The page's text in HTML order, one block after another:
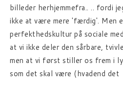
billeder herhjemmefra.. .. fordi
ikke at være mere 'færdig'. Men
perfekthedskultur på sociale
at vi ikke deler den sårbare,
men at vi først stiller os frem i
som det skal være (hvadend det